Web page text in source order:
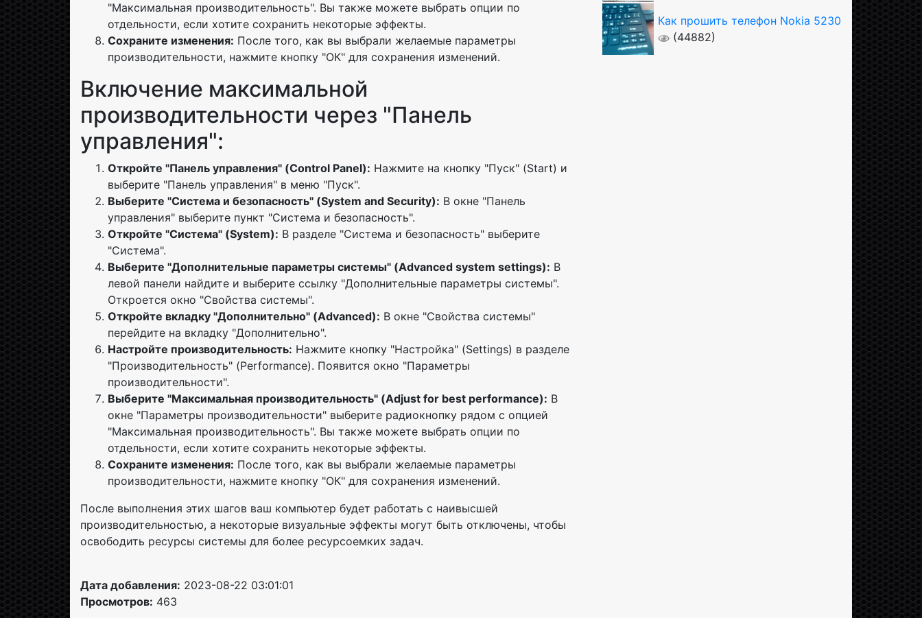
"Максимальная производительность". Вы также можете выбрать опции по
отдельности, если хотите сохранить некоторые эффекты.
Сохраните изменения: После того, как вы выбрали желаемые параметры
производительности, нажмите кнопку "ОК" для сохранения изменений.
Включение максимальной
производительности через "Панель
управления":
Откройте "Панель управления" (Control Panel): Нажмите на кнопку "Пуск" (Start) и
выберите "Панель управления" в меню "Пуск".
Выберите "Система и безопасность" (System and Security): В окне "Панель
управления" выберите пункт "Система и безопасность".
Откройте "Система" (System): В разделе "Система и безопасность" выберите
"Система".
Выберите "Дополнительные параметры системы" (Advanced system settings): В
левой панели найдите и выберите ссылку "Дополнительные параметры системы".
Откроется окно "Свойства системы".
Откройте вкладку "Дополнительно" (Advanced): В окне "Свойства системы"
перейдите на вкладку "Дополнительно".
Настройте производительность: Нажмите кнопку "Настройка" (Settings) в разделе
"Производительность" (Performance). Появится окно "Параметры
производительности".
Выберите "Максимальная производительность" (Adjust for best performance): В
окне "Параметры производительности" выберите радиокнопку рядом с опцией
"Максимальная производительность". Вы также можете выбрать опции по
отдельности, если хотите сохранить некоторые эффекты.
Сохраните изменения: После того, как вы выбрали желаемые параметры
производительности, нажмите кнопку "ОК" для сохранения изменений.
После выполнения этих шагов ваш компьютер будет работать с наивысшей
производительностью, а некоторые визуальные эффекты могут быть отключены, чтобы
освободить ресурсы системы для более ресурсоемких задач.
Дата добавления: 2023-08-22 03:01:01
Просмотров: 463
Как прошить телефон Nokia 5230
(44882)